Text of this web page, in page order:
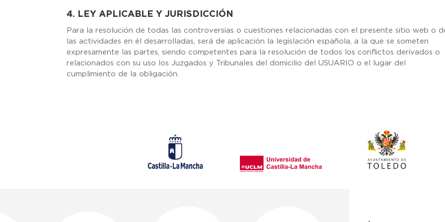
4. LEY APLICABLE Y JURISDICCIÓN
Para la resolución de todas las controversias o cuestiones relacionadas con el presente sitio web o
las actividades en él desarrolladas, será de aplicación la legislación española, a la que se someten
expresamente las partes, siendo competentes para la resolución de todos los conflictos derivados o
relacionados con su uso los Juzgados y Tribunales del domicilio del USUARIO o el lugar del
cumplimiento de la obligación.